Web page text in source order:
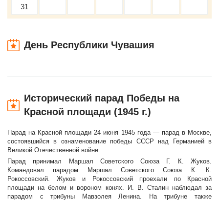
31
День Республики Чувашия
Исторический парад Победы на
Красной площади (1945 г.)
Парад на Красной площади 24 июня 1945 года — парад в Москве,
состоявшийся в ознаменование победы СССР над Германией в
Великой Отечественной войне.
Парад принимал Маршал Советского Союза Г. К. Жуков.
Командовал парадом Маршал Советского Союза К. К.
Рокоссовский. Жуков и Рокоссовский проехали по Красной
площади на белом и вороном конях. И. В. Сталин наблюдал за
парадом с трибуны Мавзолея Ленина. На трибуне также